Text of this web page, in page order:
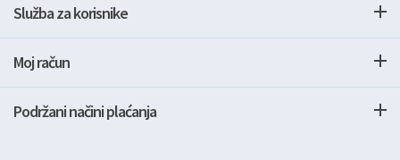
Služba za korisnike
Moj račun
Podržani načini plaćanja